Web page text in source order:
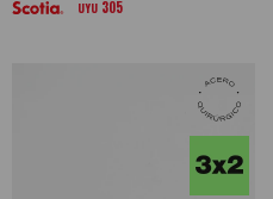
UYU 305